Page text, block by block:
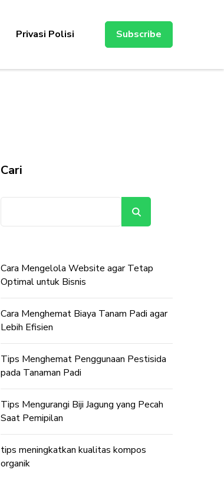
Privasi Polisi Subscribe
Cari
Cara Mengelola Website agar Tetap
Optimal untuk Bisnis
Cara Menghemat Biaya Tanam Padi agar
Lebih Efisien
Tips Menghemat Penggunaan Pestisida
pada Tanaman Padi
Tips Mengurangi Biji Jagung yang Pecah
Saat Pemipilan
tips meningkatkan kualitas kompos
organik